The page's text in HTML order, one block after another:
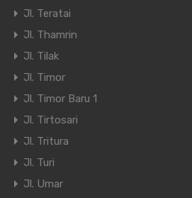
Jl. Teratai
Jl. Thamrin
Jl. Tilak
Jl. Timor
Jl. Timor Baru 1
Jl. Tirtosari
Jl. Tritura
Jl. Turi
Jl. Umar